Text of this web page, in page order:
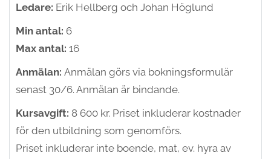
Ledare: Erik Hellberg och Johan Höglund
Min antal: 6
Max antal: 16
Anmälan: Anmälan görs via bokningsformulär
senast 30/6. Anmälan är bindande.
Kursavgift: 8 600 kr. Priset inkluderar kostnader
för den utbildning som genomförs.
Priset inkluderar inte boende, mat, ev. hyra av